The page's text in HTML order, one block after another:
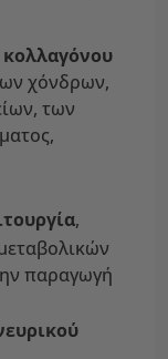
κολλαγόνου
χόνδρων,
των
,
παραγωγή